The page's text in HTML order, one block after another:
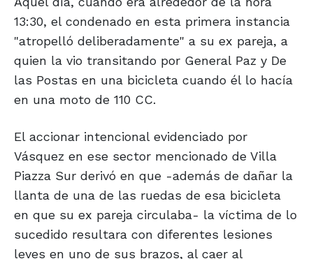
13:30, el condenado en esta primera instancia
"atropelló deliberadamente" a su ex pareja, a
quien la vio transitando por General Paz y De
las Postas en una bicicleta cuando él lo hacía
en una moto de 110 CC.
El accionar intencional evidenciado por
Vásquez en ese sector mencionado de Villa
Piazza Sur derivó en que -además de dañar la
llanta de una de las ruedas de esa bicicleta
en que su ex pareja circulaba- la víctima de lo
sucedido resultara con diferentes lesiones
leves en uno de sus brazos, al caer al